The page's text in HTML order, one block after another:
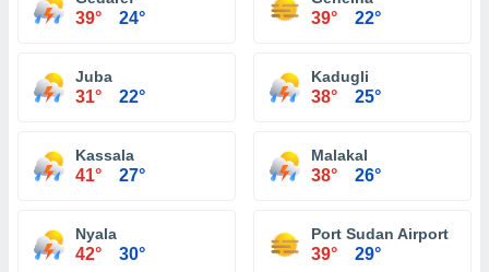
39° 24° 39° 22°
Juba
31° 22°
Kadugli
38° 25°
Kassala
41° 27°
Malakal
38° 26°
Nyala
42° 30°
Port Sudan Airport
39° 29°